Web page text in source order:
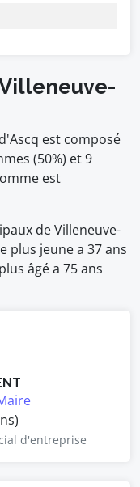
est composé
(50%) et 9
est
de Villeneuve-
plus jeune a 37 ans
âgé a 75 ans
d'entreprise